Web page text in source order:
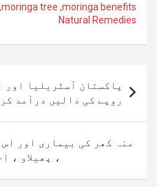
moringa benefits
,
moringa tree
,
Natural Remedies
کی
نیویگیشن
روپے کی دالیں درآمد
منہ کھر کی بیماری اور اس
، پھیلاو ،